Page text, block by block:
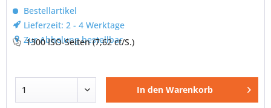
Bestellartikel
Lieferzeit: 2 - 4 Werktage
Zur Abholung bestellbar
1300 ISO-Seiten(7,62 ct/S.)
In den Warenkorb